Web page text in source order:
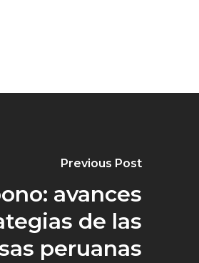
Previous Post
avances
de las
peruanas